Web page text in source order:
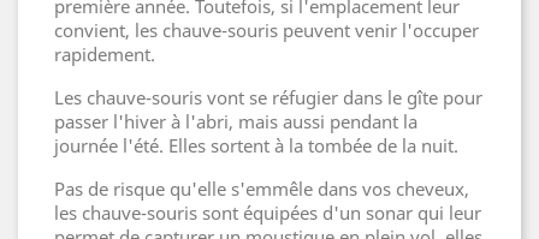
première année. Toutefois, si l'emplacement leur
convient, les chauve-souris peuvent venir l'occuper
rapidement.
Les chauve-souris vont se réfugier dans le gîte pour
passer l'hiver à l'abri, mais aussi pendant la
journée l'été. Elles sortent à la tombée de la nuit.
Pas de risque qu'elle s'emmêle dans vos cheveux,
les chauve-souris sont équipées d'un sonar qui leur